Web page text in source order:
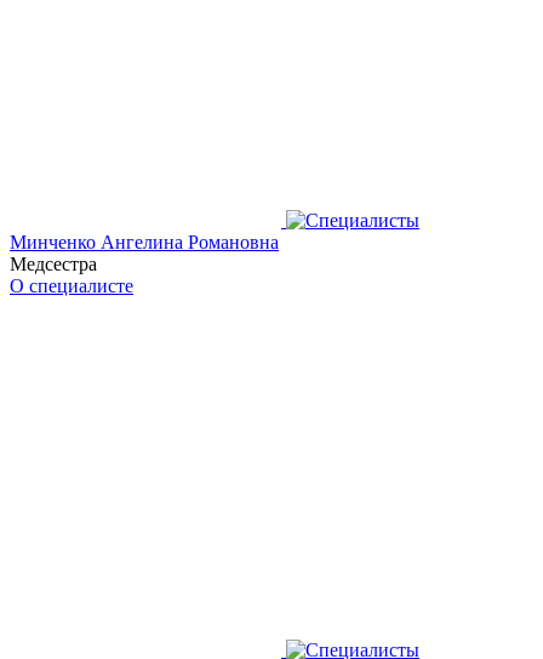
Минченко Ангелина Романовна
Медсестра
О специалисте